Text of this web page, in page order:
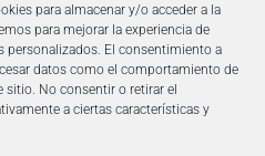
para almacenar y/o acceder a la
para mejorar la experiencia de
personalizados. El consentimiento a
datos como el comportamiento de
sitio. No consentir o retirar el
a ciertas características y